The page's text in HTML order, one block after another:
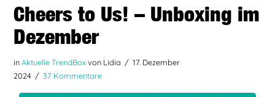
Cheers to Us! – Unboxing im
Dezember
inAktuelle TrendBoxvon Lidia
17. Dezember
2024
37 Kommentare